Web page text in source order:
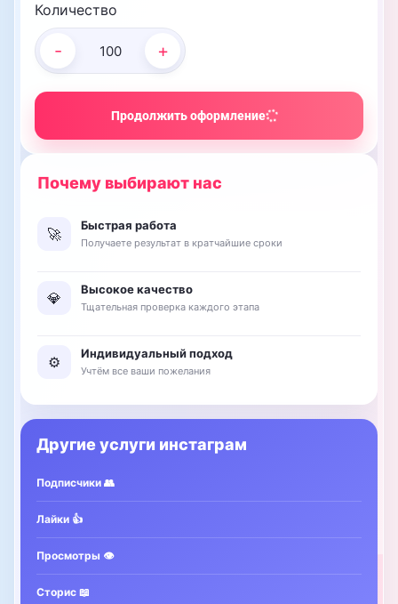
Количество
- +
Продолжить оформление
🚀 Быстрая работа
Получаете результат в кратчайшие сроки
💎 Высокое качество
Тщательная проверка каждого этапа
⚙️ Индивидуальный подход
Учтём все ваши пожелания
Другие услуги инстаграм
Подписчики 👥
Лайки 👍
Просмотры 👁️
Сторис 📖